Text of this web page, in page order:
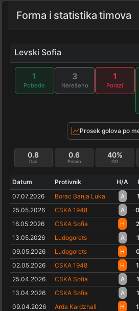
Forma i statistika timova
Levski Sofia
1
Pobede
3
Nerešeno
1
Porazi
Prosek golova po
Dao
0.8
Primio
0.6
GG
40%
Datum Protivnik H/A
07.07.2026
Borac Banja Luka A
25.05.2026 CSKA 1948 A
16.05.2026 CSKA Sofia H
13.05.2026 Ludogorets A
09.05.2026 Ludogorets H
02.05.2026 CSKA 1948 H
25.04.2026 CSKA Sofia A
13.04.2026 CSKA Sofia A
09.04.2026 Arda Kardzhali H